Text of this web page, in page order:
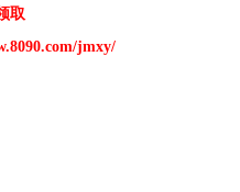
取
jmxy/